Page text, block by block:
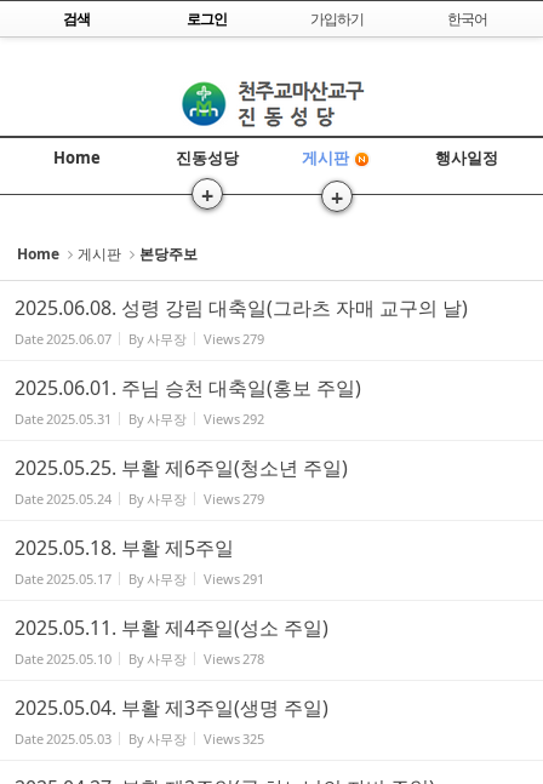
Skip to content
검색 로그인 가입하기 한국어
Home 진동성당
+
게시판
+
행사일정
Home 게시판 본당주보
2025.06.08. 성령 강림 대축일(그라츠 자매 교구의 날)
Date2025.06.07 By 사무장 Views279
2025.06.01. 주님 승천 대축일(홍보 주일)
Date2025.05.31 By 사무장 Views292
2025.05.25. 부활 제6주일(청소년 주일)
Date2025.05.24 By 사무장 Views279
2025.05.18. 부활 제5주일
Date2025.05.17 By 사무장 Views291
2025.05.11. 부활 제4주일(성소 주일)
Date2025.05.10 By 사무장 Views278
2025.05.04. 부활 제3주일(생명 주일)
Date2025.05.03 By 사무장 Views325
Sketchbook5, 스케치북5
Sketchbook5, 스케치북5